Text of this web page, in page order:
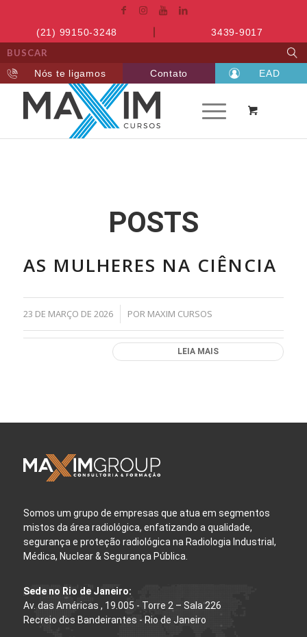
(21) 99150-3248 3439-9017
Nós te ligamos Contato EAD
POSTS
AS MULHERES NA CIÊNCIA
23 DE MARÇO DE 2026
/ POR MAXIM CURSOS
LEIA MAIS
Somos um grupo de empresas que atua em segmentos
mistos da área radiológica, enfatizando a qualidade,
segurança e proteção radiológica na Radiologia Industrial,
Médica, Nuclear & Segurança Pública.
Sede no Rio de Janeiro:
Av. das Américas , 19.005 - Torre 2 – Sala 226
Recreio dos Bandeirantes - Rio de Janeiro